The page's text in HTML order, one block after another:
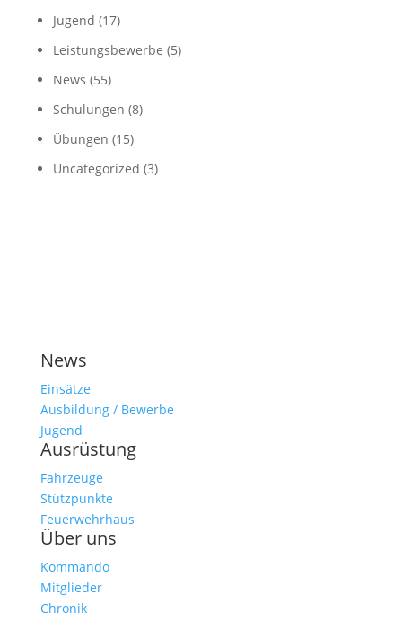
Jugend (17)
Leistungsbewerbe (5)
News (55)
Schulungen (8)
Übungen (15)
Uncategorized (3)
News
Einsätze
Ausbildung / Bewerbe
Jugend
Ausrüstung
Fahrzeuge
Stützpunkte
Feuerwehrhaus
Über uns
Kommando
Mitglieder
Chronik